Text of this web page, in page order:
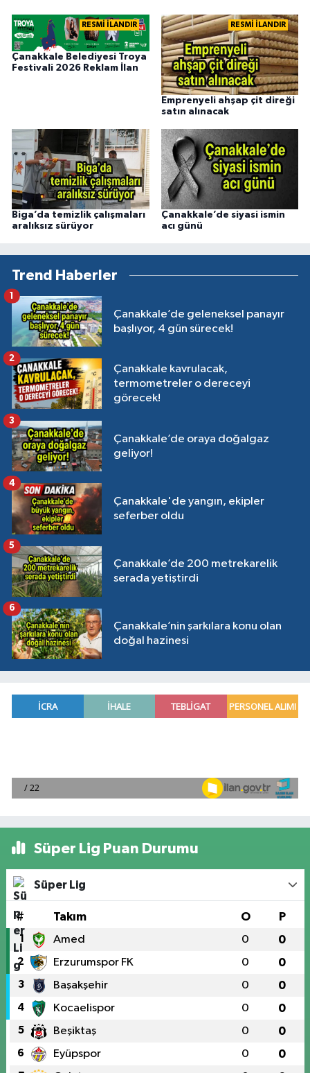
RESMİ İLANDIR
Çanakkale Belediyesi Troya
Festivali 2026 Reklam İlan
RESMİ İLANDIR
Emprenyeli ahşap çit direği
satın alınacak
Biga’da temizlik çalışmaları
aralıksız sürüyor
Çanakkale’de siyasi ismin
acı günü
Trend Haberler
Çanakkale’de geleneksel panayır
başlıyor, 4 gün sürecek!
1
Çanakkale kavrulacak,
termometreler o dereceyi
görecek!
2
Çanakkale’de oraya doğalgaz
geliyor!
3
Çanakkale'de yangın, ekipler
seferber oldu
4
Çanakkale’de 200 metrekarelik
serada yetiştirdi
5
Çanakkale’nin şarkılara konu olan
doğal hazinesi
6
Süper Lig Puan Durumu
Süper Lig
# Takım O P
1 Amed 0 0
2 Erzurumspor FK 0 0
3 Başakşehir 0 0
4 Kocaelispor 0 0
5 Beşiktaş 0 0
6 Eyüpspor 0 0